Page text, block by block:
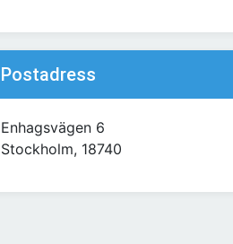
Postadress
Enhagsvägen 6
Stockholm, 18740